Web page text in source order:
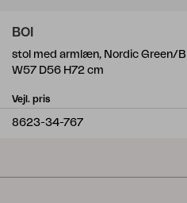
BOI
W57 D56 H72 cm
Vejl. pris
8623-34-767